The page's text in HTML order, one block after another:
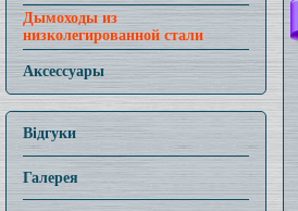
Дымоходы из
низколегированной стали
Аксессуары
Відгуки
Галерея